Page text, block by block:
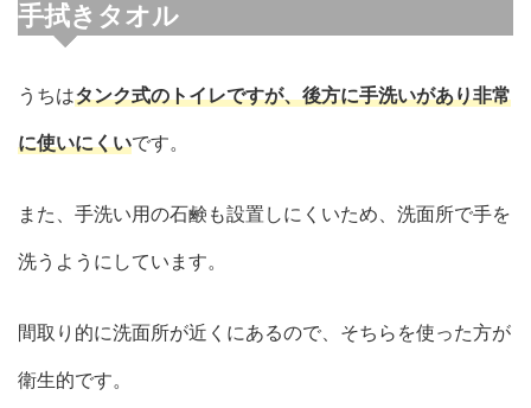
手拭きタオル
うちはタンク式のトイレですが、後方に手洗いがあり非常
に使いにくいです。
また、手洗い用の石鹸も設置しにくいため、洗面所で手を
洗うようにしています。
間取り的に洗面所が近くにあるので、そちらを使った方が
衛生的です。